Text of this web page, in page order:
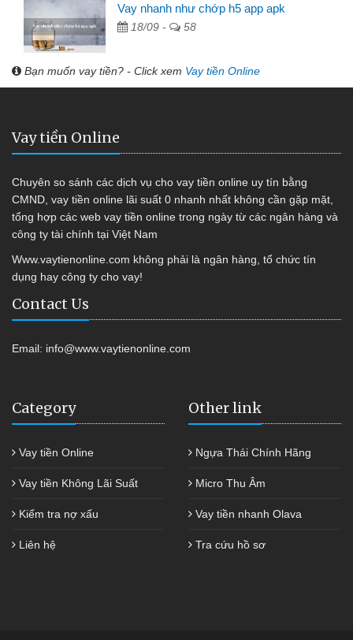
Vay nhanh như chớp h5 app apk
18/09 - 58
Bạn muốn vay tiền? - Click xem Vay tiền Online
Vay tiền Online
Chuyên so sánh các dịch vụ cho vay tiền online uy tín bằng
CMND, vay tiền online lãi suất 0 nhanh nhất không cần gặp mặt,
tổng hợp các web vay tiền online trong ngày từ các ngân hàng và
công ty tài chính tại Việt Nam
Www.vaytienonline.com không phải là ngân hàng, tổ chức tín
dụng hay công ty cho vay!
Contact Us
Email: info@www.vaytienonline.com
Category
Vay tiền Online
Vay tiền Không Lãi Suất
Kiểm tra nợ xấu
Liên hệ
Other link
Ngựa Thái Chính Hãng
Micro Thu Âm
Vay tiền nhanh Olava
Tra cứu hồ sơ